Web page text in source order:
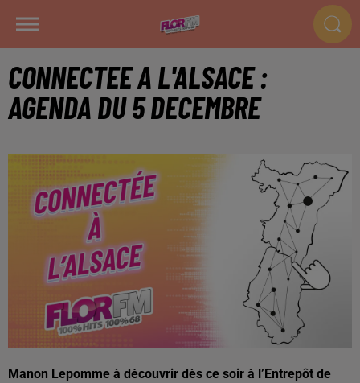
CONNECTEE A L'ALSACE :
AGENDA DU 5 DECEMBRE
Manon Lepomme à découvrir dès ce soir à l’Entrepôt de